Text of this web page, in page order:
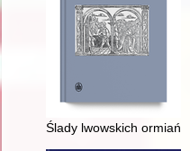
Ślady lwowskich